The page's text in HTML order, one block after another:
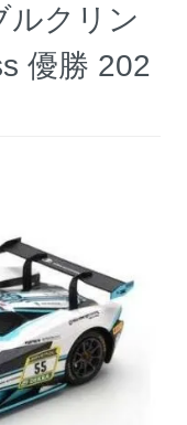
ルクリン
優勝 202